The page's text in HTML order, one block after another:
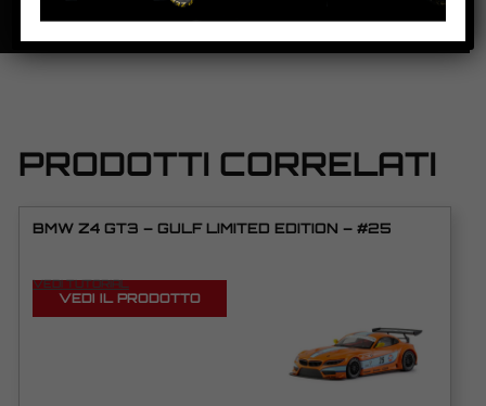
PRODOTTI CORRELATI
BMW Z4 GT3 – GULF LIMITED EDITION – #25
VEDI TUTORIAL
VEDI IL PRODOTTO